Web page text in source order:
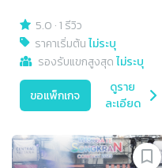
5.0 ·1 รีวิว
ราคาเริ่มต้นไม่ระบุ
รองรับแขกสูงสุดไม่ระบุ
ขอแพ็กเกจ
ดูราย
ละเอียด